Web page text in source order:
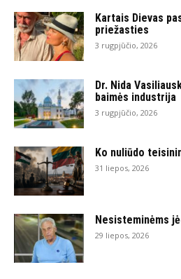
Kartais Dievas
priežasties
3 rugpjūčio, 2026
Dr. Nida
baimės industrija
3 rugpjūčio, 2026
Ko nuliūdo
31 liepos, 2026
Nesisteminėms
29 liepos, 2026